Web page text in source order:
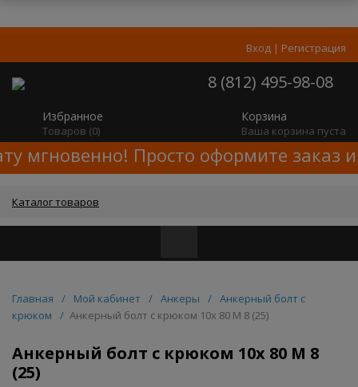
Вход | Регистрация
8 (812) 495-98-08
Избранное
Товаров (0)
Корзина
Ваша корзина пуста
мгновенно! Просто оформите заказ
Каталог товаров
Главная / Мой кабинет / Анкеры / Анкерный болт с
крюком
/ Анкерный болт с крюком 10x 80 M 8 (25)
Анкерный болт с крюком 10x 80 M 8
(25)